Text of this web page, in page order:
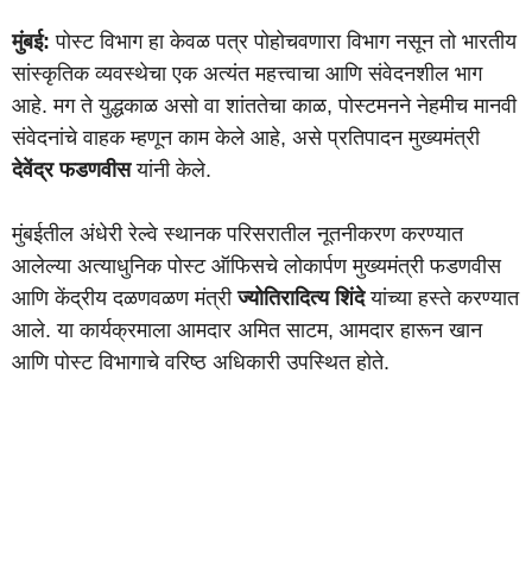
मुंबई: पोस्ट विभाग हा केवळ पत्र पोहोचवणारा विभाग नसून तो भारतीय
सांस्कृतिक व्यवस्थेचा एक अत्यंत महत्त्वाचा आणि संवेदनशील भाग
आहे. मग ते युद्धकाळ असो वा शांततेचा काळ, पोस्टमनने नेहमीच मानवी
संवेदनांचे वाहक म्हणून काम केले आहे, असे प्रतिपादन मुख्यमंत्री
देवेंद्र फडणवीसयांनी केले.
मुंबईतील अंधेरी रेल्वे स्थानक परिसरातील नूतनीकरण करण्यात
आलेल्या अत्याधुनिक पोस्ट ऑफिसचे लोकार्पण मुख्यमंत्री फडणवीस
आणि केंद्रीय दळणवळण मंत्रीज्योतिरादित्य शिंदेयांच्या हस्ते करण्यात
आले. या कार्यक्रमाला आमदार अमित साटम, आमदार हारून खान
आणि पोस्ट विभागाचे वरिष्ठ अधिकारी उपस्थित होते.